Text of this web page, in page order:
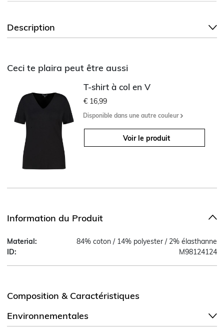
Description
Ceci te plaira peut être aussi
T-shirt à col en V
€ 16,99
Disponible dans une autre couleur
Voir le produit
Information du Produit
Material:
84% coton / 14% polyester / 2% élasthanne
ID:
M98124124
Composition & Caractéristiques
Environnementales